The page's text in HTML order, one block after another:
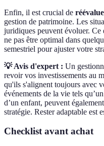
Enfin, il est crucial de
gestion de patrimoine. Les
juridiques peuvent évoluer.
ne pas être optimal dans
semestriel pour ajuster votre
💡 Avis d'expert : Un
revoir vos investissements au
qu'ils s'alignent toujours avec
événements de la vie tels
d’un enfant, peuvent
stratégie. Rester adaptable est
Checklist avant achat